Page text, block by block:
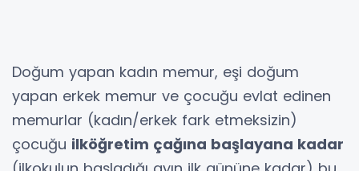
Doğum yapan kadın memur, eşi doğum
yapan erkek memur ve çocuğu evlat edinen
memurlar (kadın/erkek fark etmeksizin)
çocuğu ilköğretim çağına başlayana kadar